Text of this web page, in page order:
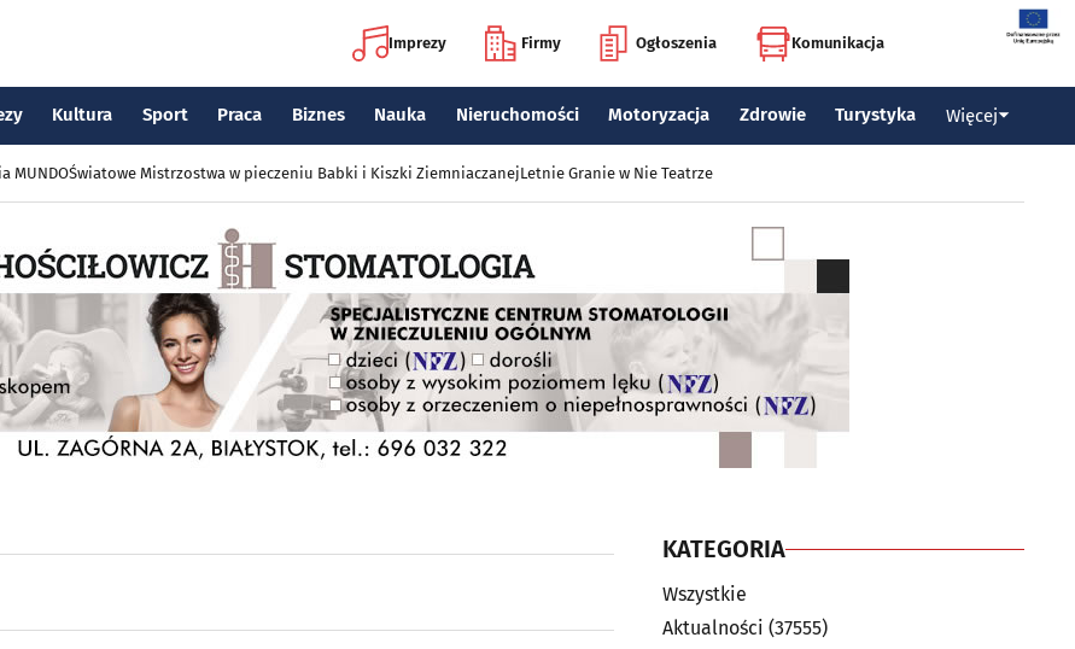
Imprezy Firmy Ogłoszenia Komunikacja
Kultura Sport Praca Biznes Nauka Nieruchomości Motoryzacja Zdrowie Turystyka Więcej
MUNDOŚwiatowe Mistrzostwa w pieczeniu Babki i Kiszki ZiemniaczanejLetnie Granie w Nie Teatrze
KATEGORIA
Wszystkie
Aktualności (37555)